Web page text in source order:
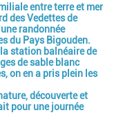
entre terre et mer
des Vedettes de
randonnée
du Pays Bigouden.
station balnéaire de
de sable blanc
on en a pris plein les
découverte et
pour une journée